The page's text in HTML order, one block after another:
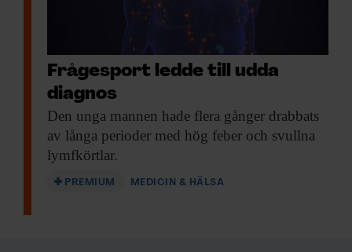
Frågesport ledde till udda
diagnos
Den unga mannen hade flera gånger drabbats
av långa perioder med hög feber och svullna
lymfkörtlar.
PREMIUM MEDICIN & HÄLSA